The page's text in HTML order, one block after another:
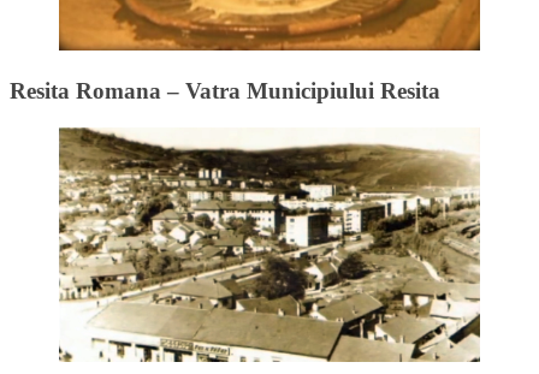
Resita Romana – Vatra Municipiului Resita